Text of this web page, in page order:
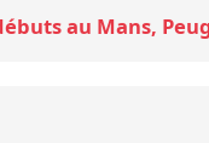
au Mans,